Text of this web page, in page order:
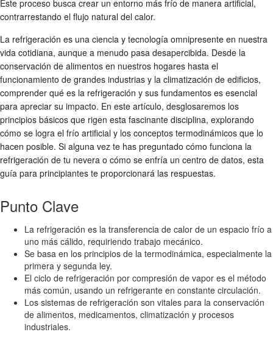
Este proceso busca crear un entorno más frío de manera artificial,
contrarrestando el flujo natural del calor.
La refrigeración es una ciencia y tecnología omnipresente en nuestra
vida cotidiana, aunque a menudo pasa desapercibida. Desde la
conservación de alimentos en nuestros hogares hasta el
funcionamiento de grandes industrias y la climatización de edificios,
comprender qué es la refrigeración y sus fundamentos es esencial
para apreciar su impacto. En este artículo, desglosaremos los
principios básicos que rigen esta fascinante disciplina, explorando
cómo se logra el frío artificial y los conceptos termodinámicos que lo
hacen posible. Si alguna vez te has preguntado cómo funciona la
refrigeración de tu nevera o cómo se enfría un centro de datos, esta
guía para principiantes te proporcionará las respuestas.
Punto Clave
La refrigeración es la transferencia de calor de un espacio frío a
uno más cálido, requiriendo trabajo mecánico.
Se basa en los principios de la termodinámica, especialmente la
primera y segunda ley.
El ciclo de refrigeración por compresión de vapor es el método
más común, usando un refrigerante en constante circulación.
Los sistemas de refrigeración son vitales para la conservación
de alimentos, medicamentos, climatización y procesos
industriales.